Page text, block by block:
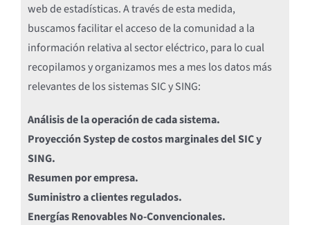
web de estadísticas. A través de esta medida,
buscamos facilitar el acceso de la comunidad a la
información relativa al sector eléctrico, para lo cual
recopilamos y organizamos mes a mes los datos más
relevantes de los sistemas SIC y SING:
Análisis de la operación de cada sistema.
Proyección Systep de costos marginales del SIC y
SING.
Resumen por empresa.
Suministro a clientes regulados.
Energías Renovables No-Convencionales.